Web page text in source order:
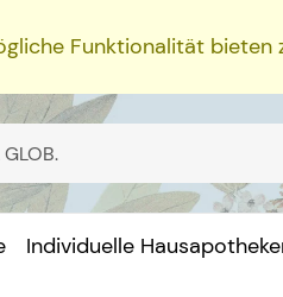
Funktionalität bieten
Individuelle